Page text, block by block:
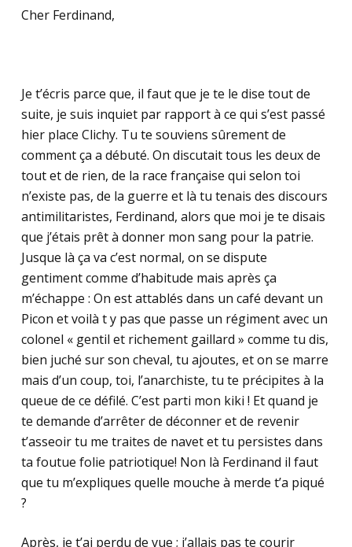
Cher Ferdinand,
Je t’écris parce que, il faut que je te le dise tout de
suite, je suis inquiet par rapport à ce qui s’est passé
hier place Clichy. Tu te souviens sûrement de
comment ça a débuté. On discutait tous les deux de
tout et de rien, de la race française qui selon toi
n’existe pas, de la guerre et là tu tenais des discours
antimilitaristes, Ferdinand, alors que moi je te disais
que j’étais prêt à donner mon sang pour la patrie.
Jusque là ça va c’est normal, on se dispute
gentiment comme d’habitude mais après ça
m’échappe : On est attablés dans un café devant un
Picon et voilà t y pas que passe un régiment avec un
colonel « gentil et richement gaillard » comme tu dis,
bien juché sur son cheval, tu ajoutes, et on se marre
mais d’un coup, toi, l’anarchiste, tu te précipites à la
queue de ce défilé. C’est parti mon kiki ! Et quand je
te demande d’arrêter de déconner et de revenir
t’asseoir tu me traites de navet et tu persistes dans
ta foutue folie patriotique! Non là Ferdinand il faut
que tu m’expliques quelle mouche à merde t’a piqué
?
Après, je t’ai perdu de vue ; j’allais pas te courir